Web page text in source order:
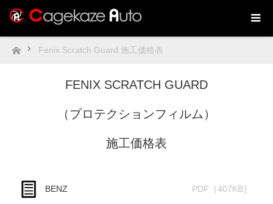
Fenix Scratch Guard 施工価格表
FENIX SCRATCH GUARD
（プロテクションフィルム）
施工価格表
BENZ PDF［407KB］